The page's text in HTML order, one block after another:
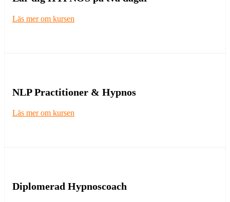
Läs mer om kursen
NLP Practitioner & Hypnos
Läs mer om kursen
Diplomerad Hypnoscoach